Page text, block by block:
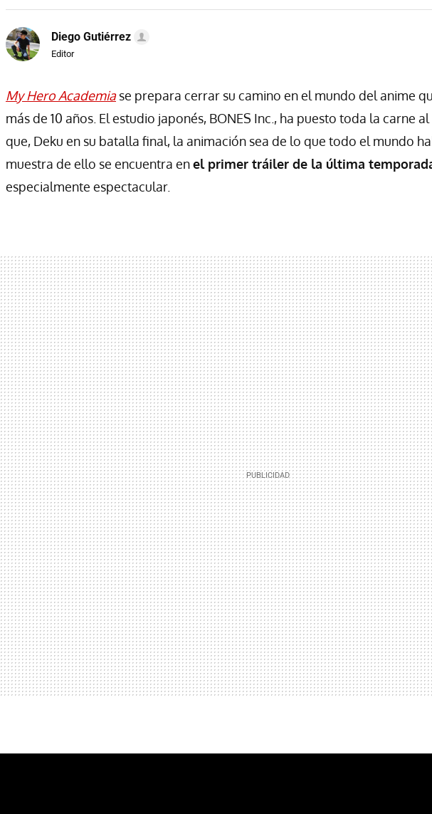
Diego Gutiérrez
Editor
My Hero Academiase prepara cerrar su camino en el mundo del anime
más de 10 años. El estudio japonés, BONES Inc., ha puesto toda la carne
que, Deku en su batalla final, la animación sea de lo que todo el mundo
muestra de ello se encuentra enel primer tráiler de la última
especialmente espectacular.